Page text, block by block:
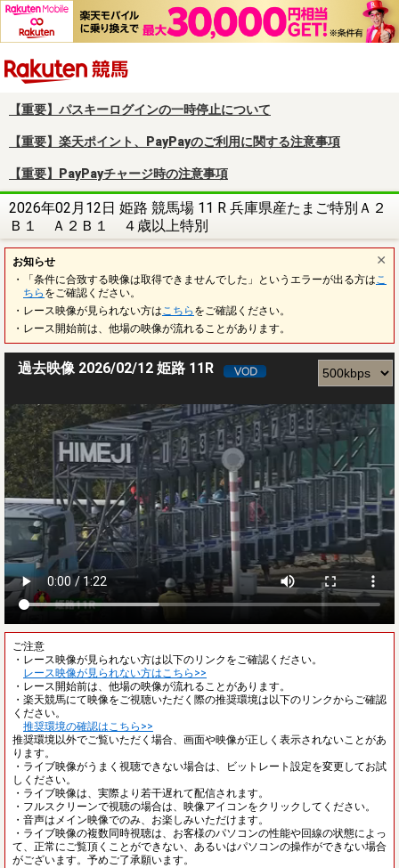
【重要】パスキーログインの一時停止について
【重要】楽天ポイント、PayPayのご利用に関する注意事項
【重要】PayPayチャージ時の注意事項
2026年02月12日 姫路 競馬場 11 R 兵庫県産たまご特別Ａ２
Ｂ１ Ａ２Ｂ１ ４歳以上特別
お知らせ
・「条件に合致する映像は取得できませんでした」というエラーが出る方は こ
ちら をご確認ください。
・レース映像が見られない方は こちら をご確認ください。
・レース開始前は、他場の映像が流れることがあります。
過去映像 2026/02/12 姫路 11R
ご注意
・レース映像が見られない方は以下のリンクをご確認ください。
レース映像が見られない方はこちら>>
・レース開始前は、他場の映像が流れることがあります。
・楽天競馬にて映像をご視聴いただく際の推奨環境は以下のリンクからご確認
ください。
推奨環境の確認はこちら>>
推奨環境以外でご覧いただく場合、画面や映像が正しく表示されないことがあ
ります。
・ライブ映像がうまく視聴できない場合は、ビットレート設定を変更してお試
しください。
・ライブ映像は、実際より若干遅れて配信されます。
・フルスクリーンで視聴の場合は、映像アイコンをクリックしてください。
・音声はメイン映像でのみ、お楽しみいただけます。
・ライブ映像の複数同時視聴は、お客様のパソコンの性能や回線の状態によっ
て、正常にご覧頂くことができない、あるいはパソコンの操作ができない場合
がございます。予めご了承願います。